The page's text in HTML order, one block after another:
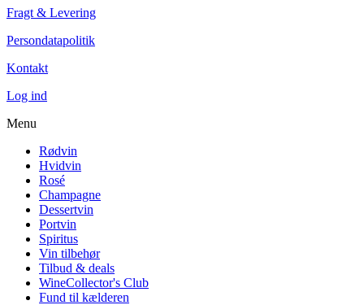
Fragt & Levering
Persondatapolitik
Kontakt
Log ind
Menu
Rødvin
Hvidvin
Rosé
Champagne
Dessertvin
Portvin
Spiritus
Vin tilbehør
Tilbud & deals
WineCollector's Club
Fund til kælderen